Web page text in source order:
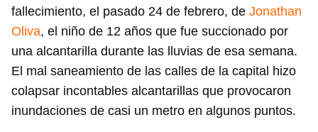
fallecimiento, el pasado 24 de febrero, de Jonathan
Oliva, el niño de 12 años que fue succionado por
una alcantarilla durante las lluvias de esa semana.
El mal saneamiento de las calles de la capital hizo
colapsar incontables alcantarillas que provocaron
inundaciones de casi un metro en algunos puntos.